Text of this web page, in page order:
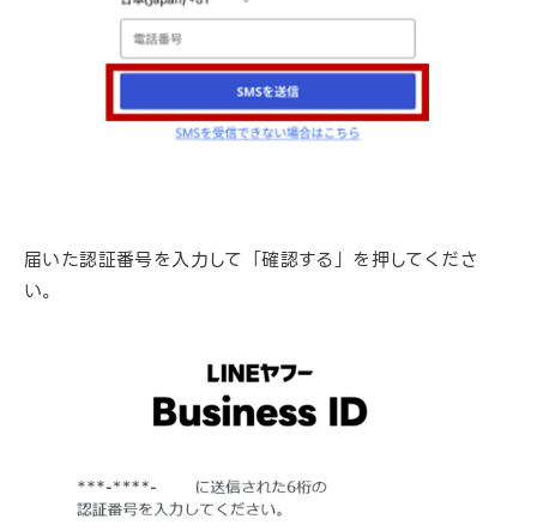
届いた認証番号を入力して「確認する」を押してくださ
い。